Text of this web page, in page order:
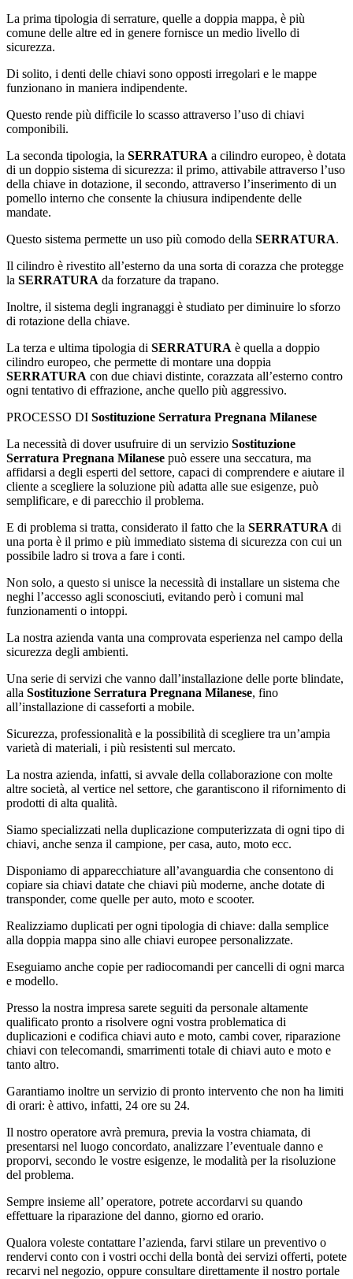
La prima tipologia di serrature, quelle a doppia mappa, è più
comune delle altre ed in genere fornisce un medio livello di
sicurezza.
Di solito, i denti delle chiavi sono opposti irregolari e le mappe
funzionano in maniera indipendente.
Questo rende più difficile lo scasso attraverso l’uso di chiavi
componibili.
La seconda tipologia, la SERRATURA a cilindro europeo, è dotata
di un doppio sistema di sicurezza: il primo, attivabile attraverso l’uso
della chiave in dotazione, il secondo, attraverso l’inserimento di un
pomello interno che consente la chiusura indipendente delle
mandate.
Questo sistema permette un uso più comodo della SERRATURA.
Il cilindro è rivestito all’esterno da una sorta di corazza che protegge
la SERRATURA da forzature da trapano.
Inoltre, il sistema degli ingranaggi è studiato per diminuire lo sforzo
di rotazione della chiave.
La terza e ultima tipologia di SERRATURA è quella a doppio
cilindro europeo, che permette di montare una doppia
SERRATURA con due chiavi distinte, corazzata all’esterno contro
ogni tentativo di effrazione, anche quello più aggressivo.
PROCESSO DI Sostituzione Serratura Pregnana Milanese
La necessità di dover usufruire di un servizio Sostituzione
Serratura Pregnana Milanese può essere una seccatura, ma
affidarsi a degli esperti del settore, capaci di comprendere e aiutare il
cliente a scegliere la soluzione più adatta alle sue esigenze, può
semplificare, e di parecchio il problema.
E di problema si tratta, considerato il fatto che la SERRATURA di
una porta è il primo e più immediato sistema di sicurezza con cui un
possibile ladro si trova a fare i conti.
Non solo, a questo si unisce la necessità di installare un sistema che
neghi l’accesso agli sconosciuti, evitando però i comuni mal
funzionamenti o intoppi.
La nostra azienda vanta una comprovata esperienza nel campo della
sicurezza degli ambienti.
Una serie di servizi che vanno dall’installazione delle porte blindate,
alla Sostituzione Serratura Pregnana Milanese, fino
all’installazione di casseforti a mobile.
Sicurezza, professionalità e la possibilità di scegliere tra un’ampia
varietà di materiali, i più resistenti sul mercato.
La nostra azienda, infatti, si avvale della collaborazione con molte
altre società, al vertice nel settore, che garantiscono il rifornimento di
prodotti di alta qualità.
Siamo specializzati nella duplicazione computerizzata di ogni tipo di
chiavi, anche senza il campione, per casa, auto, moto ecc.
Disponiamo di apparecchiature all’avanguardia che consentono di
copiare sia chiavi datate che chiavi più moderne, anche dotate di
transponder, come quelle per auto, moto e scooter.
Realizziamo duplicati per ogni tipologia di chiave: dalla semplice
alla doppia mappa sino alle chiavi europee personalizzate.
Eseguiamo anche copie per radiocomandi per cancelli di ogni marca
e modello.
Presso la nostra impresa sarete seguiti da personale altamente
qualificato pronto a risolvere ogni vostra problematica di
duplicazioni e codifica chiavi auto e moto, cambi cover, riparazione
chiavi con telecomandi, smarrimenti totale di chiavi auto e moto e
tanto altro.
Garantiamo inoltre un servizio di pronto intervento che non ha limiti
di orari: è attivo, infatti, 24 ore su 24.
Il nostro operatore avrà premura, previa la vostra chiamata, di
presentarsi nel luogo concordato, analizzare l’eventuale danno e
proporvi, secondo le vostre esigenze, le modalità per la risoluzione
del problema.
Sempre insieme all’ operatore, potrete accordarvi su quando
effettuare la riparazione del danno, giorno ed orario.
Qualora voleste contattare l’azienda, farvi stilare un preventivo o
rendervi conto con i vostri occhi della bontà dei servizi offerti, potete
recarvi nel negozio, oppure consultare direttamente il nostro portale